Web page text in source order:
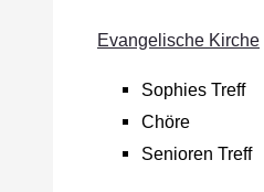
Evangelische Kirche
Sophies Treff
Chöre
Senioren Treff